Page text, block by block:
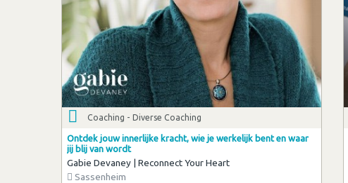
Coaching - Diverse Coaching
Ontdek jouw innerlijke kracht, wie je werkelijk bent en waar
jij blij van wordt
Gabie Devaney | Reconnect Your Heart
Sassenheim